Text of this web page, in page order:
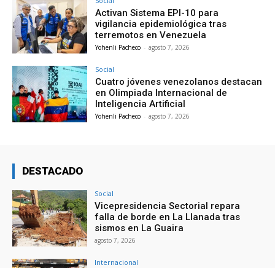
Activan Sistema EPI-10 para
vigilancia epidemiológica tras
terremotos en Venezuela
Yohenli Pacheco - agosto 7, 2026
Social
Cuatro jóvenes venezolanos destacan
en Olimpiada Internacional de
Inteligencia Artificial
Yohenli Pacheco - agosto 7, 2026
DESTACADO
Social
Vicepresidencia Sectorial repara
falla de borde en La Llanada tras
sismos en La Guaira
agosto 7, 2026
Internacional